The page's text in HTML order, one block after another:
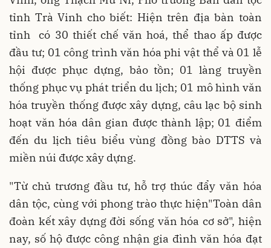
tỉnh Trà Vinh cho biết: Hiện trên địa bàn toàn
tỉnh có 30 thiết chế văn hoá, thể thao ấp được
đầu tư; 01 công trình văn hóa phi vật thể và 01 lễ
hội được phục dựng, bảo tồn; 01 làng truyền
thống phục vụ phát triển du lịch; 01 mô hình văn
hóa truyền thống được xây dựng, câu lạc bộ sinh
hoạt văn hóa dân gian được thành lập; 01 điểm
đến du lịch tiêu biểu vùng đồng bào DTTS và
miền núi được xây dựng.
"Từ chủ trương đầu tư, hỗ trợ thúc đẩy văn hóa
dân tộc, cùng với phong trào thực hiện"Toàn dân
đoàn kết xây dựng đời sống văn hóa cơ sở", hiện
nay, số hộ được công nhận gia đình văn hóa đạt